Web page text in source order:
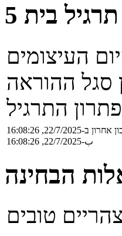
תרגיל בית 5
סיום העיצומים
ב-22/7/2025, 16:08:26
ب-22/7/2025, 16:08:26
הבחינה